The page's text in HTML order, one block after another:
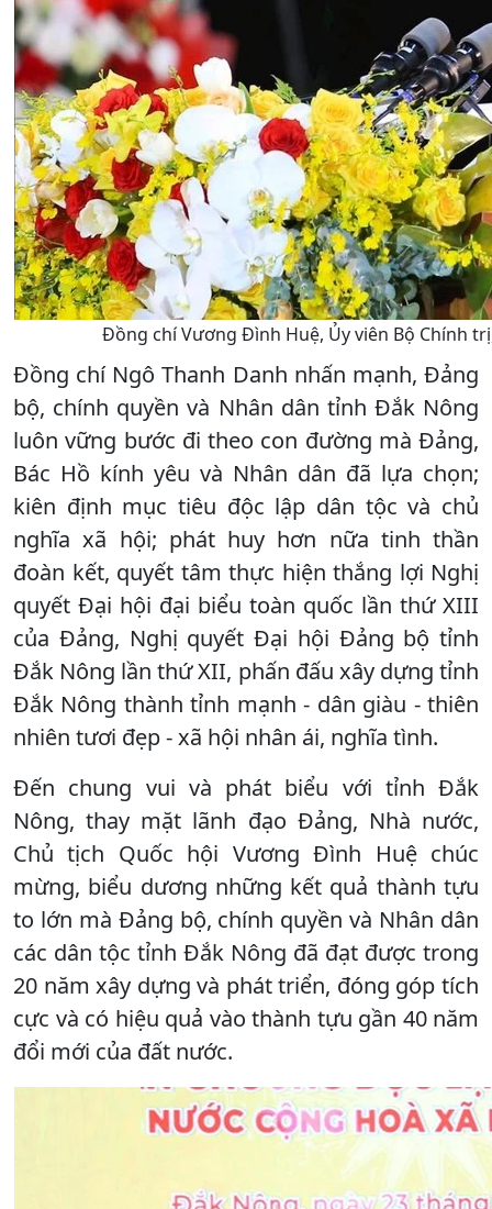
Đồng chí Vương Đình Huệ, Ủy viên Bộ Chính
Đồng chí Ngô Thanh Danh nhấn mạnh, Đảng
bộ, chính quyền và Nhân dân tỉnh Đắk Nông
luôn vững bước đi theo con đường mà Đảng,
Bác Hồ kính yêu và Nhân dân đã lựa chọn;
kiên định mục tiêu độc lập dân tộc và chủ
nghĩa xã hội; phát huy hơn nữa tinh thần
đoàn kết, quyết tâm thực hiện thắng lợi Nghị
quyết Đại hội đại biểu toàn quốc lần thứ XIII
của Đảng, Nghị quyết Đại hội Đảng bộ tỉnh
Đắk Nông lần thứ XII, phấn đấu xây dựng tỉnh
Đắk Nông thành tỉnh mạnh - dân giàu - thiên
nhiên tươi đẹp - xã hội nhân ái, nghĩa tình.
Đến chung vui và phát biểu với tỉnh Đắk
Nông, thay mặt lãnh đạo Đảng, Nhà nước,
Chủ tịch Quốc hội Vương Đình Huệ chúc
mừng, biểu dương những kết quả thành tựu
to lớn mà Đảng bộ, chính quyền và Nhân dân
các dân tộc tỉnh Đắk Nông đã đạt được trong
20 năm xây dựng và phát triển, đóng góp tích
cực và có hiệu quả vào thành tựu gần 40 năm
đổi mới của đất nước.